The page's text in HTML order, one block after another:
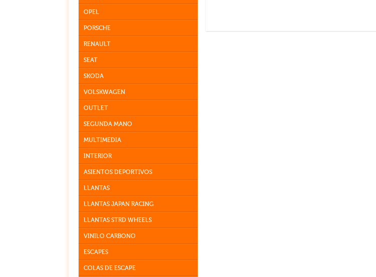
OPEL
PORSCHE
RENAULT
SEAT
SKODA
VOLSKWAGEN
OUTLET
SEGUNDA MANO
MULTIMEDIA
INTERIOR
ASIENTOS DEPORTIVOS
LLANTAS
LLANTAS JAPAN RACING
LLANTAS STRD WHEELS
VINILO CARBONO
ESCAPES
COLAS DE ESCAPE